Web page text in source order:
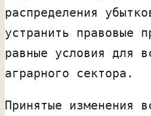
распределения
устранить правовые
равные условия для
аграрного сектора.
Принятые изменения